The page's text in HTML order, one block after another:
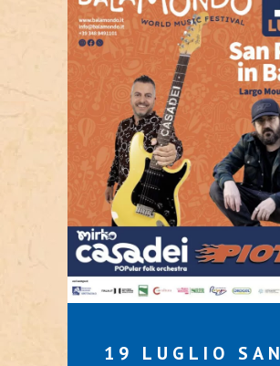
19 LUGLIO SAN